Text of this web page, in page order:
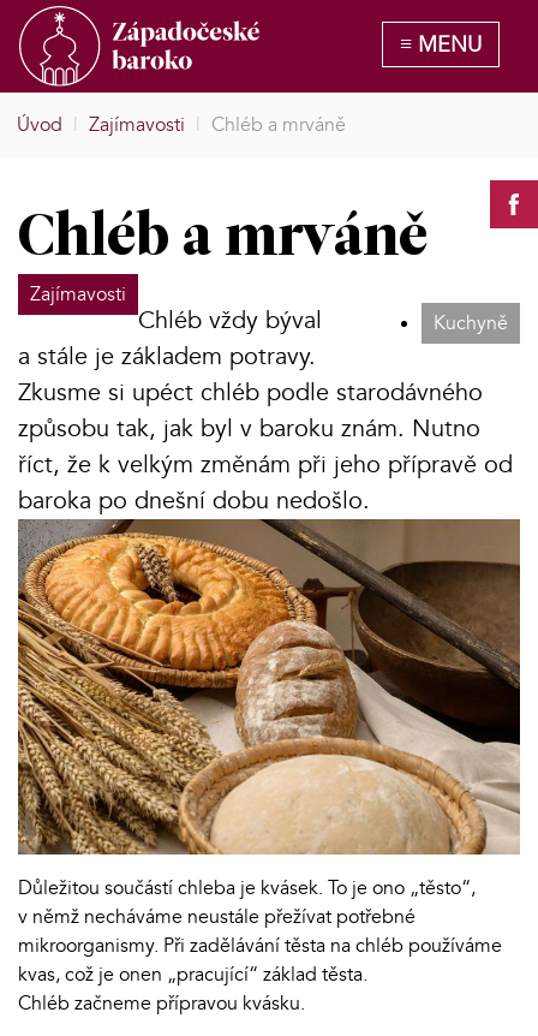
Úvod | Zajímavosti | Chléb a mrváně
Chléb a mrváně
Zajímavosti
Kuchyně
Chléb vždy býval
a stále je základem potravy.
Zkusme si upéct chléb podle starodávného
způsobu tak, jak byl v baroku znám. Nutno
říct, že k velkým změnám při jeho přípravě od
baroka po dnešní dobu nedošlo.
Důležitou součástí chleba je kvásek. To je ono „těsto“,
v němž necháváme neustále přežívat potřebné
mikroorganismy. Při zadělávání těsta na chléb používáme
kvas, což je onen „pracující“ základ těsta.
Chléb začneme přípravou kvásku.